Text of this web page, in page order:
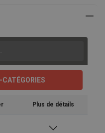
CATÉGORIES
Plus de détails